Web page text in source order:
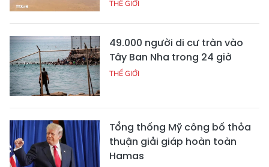
THẾ GIỚI
49.000 người di cư tràn vào
Tây Ban Nha trong 24 giờ
THẾ GIỚI
Tổng thống Mỹ công bố thỏa
thuận giải giáp hoàn toàn
Hamas